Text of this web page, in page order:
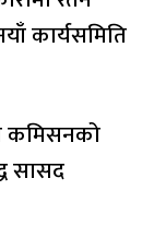
कार्यसमिति
कमिसनको
सासद